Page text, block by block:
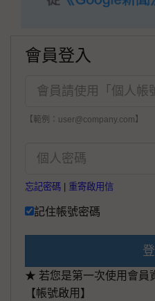
會員登入
【範例：user@company.com】
忘記密碼 重寄啟用信
記住帳號密碼
★ 若您是第一次使用會員
【帳號啟用】